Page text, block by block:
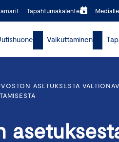
Tapahtumakalenteri Medialle
Vaikuttaminen
ASETUKSESTA